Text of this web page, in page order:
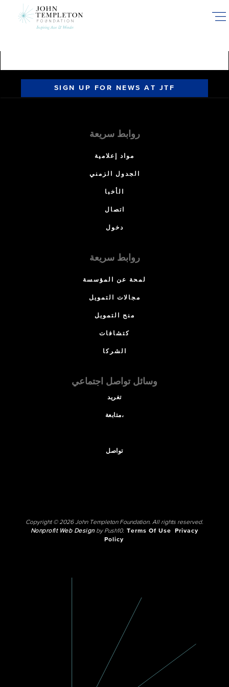
SIGN UP FOR NEWS AT JTF
روابط سريعة
مواد إعلامية
الجدول الزمني
الأخبا
اتصال
دخول
روابط سريعة
لمحة عن المؤسسة
مجالات التمويل
منح التمويل
كتشافات
الشركا
وسائل تواصل اجتماعي
تغريد
متابعة،
تواصل
Copyright © 2026 John Templeton Foundation. All rights reserved.
Nonprofit Web Designby Push10. Terms Of Use
Privacy
Policy